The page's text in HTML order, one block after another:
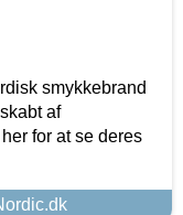
smykkebrand
af
for at se deres